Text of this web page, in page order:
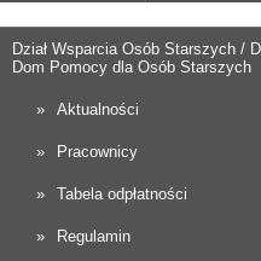
Dział Wsparcia Osób Starszych /
Dom Pomocy dla Osób Starszych
Aktualności
Pracownicy
Tabela odpłatności
Regulamin